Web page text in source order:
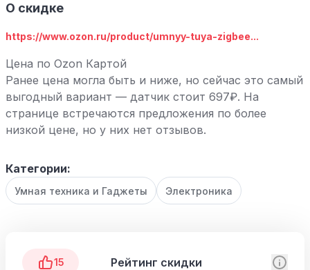
О скидке
https://www.ozon.ru/product/umnyy-tuya-zigbee...
Цена по Ozon Картой
Ранее цена могла быть и ниже, но сейчас это самый
выгодный вариант — датчик стоит 697₽. На
странице встречаются предложения по более
низкой цене, но у них нет отзывов.
Категории:
Умная техника и Гаджеты Электроника
15 Рейтинг скидки